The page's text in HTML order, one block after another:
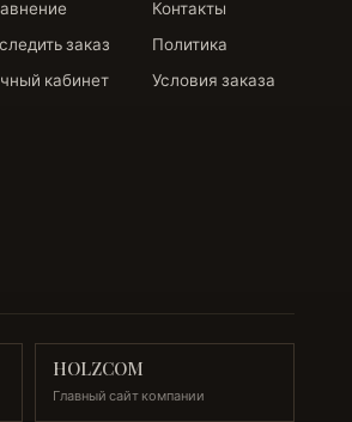
заказ
кабинет
Контакты
Политика
Условия заказа
HOLZCOM
Главный сайт компании